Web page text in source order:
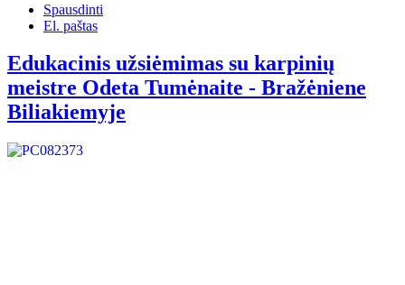
Spausdinti
El. paštas
Edukacinis užsiėmimas su karpinių
meistre Odeta Tumėnaite - Bražėniene
Biliakiemyje